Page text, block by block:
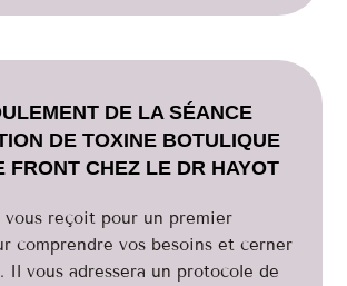
DE LA SÉANCE
DE TOXINE BOTULIQUE
FRONT CHEZ LE DR HAYOT
vous reçoit pour un premier
comprendre vos besoins et cerner
Il vous adressera un protocole de